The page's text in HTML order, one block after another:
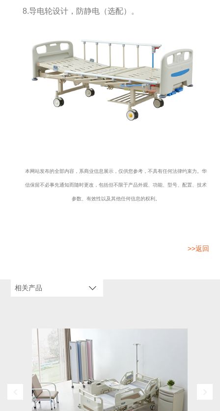
8.导电轮设计，防静电（选配）。
本网站发布的全部内容，系商业信息展示，仅供您参考，不具有任何法律约束力。华
信保留不必事先通知而随时更改，包括但不限于产品外观、功能、型号、配置、技术
参数、有效性以及其他任何信息的权利。
>>返回
相关产品